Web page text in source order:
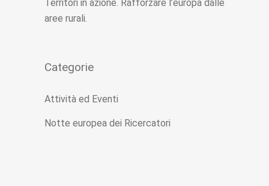
Territori in azione. Rafforzare l’europa dalle
aree rurali.
Categorie
Attività ed Eventi
Notte europea dei Ricercatori